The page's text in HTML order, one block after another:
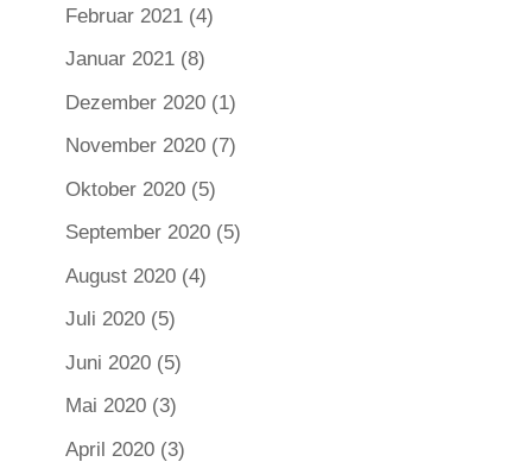
Februar 2021(4)
Januar 2021(8)
Dezember 2020(1)
November 2020(7)
Oktober 2020(5)
September 2020(5)
August 2020(4)
Juli 2020(5)
Juni 2020(5)
Mai 2020(3)
April 2020(3)